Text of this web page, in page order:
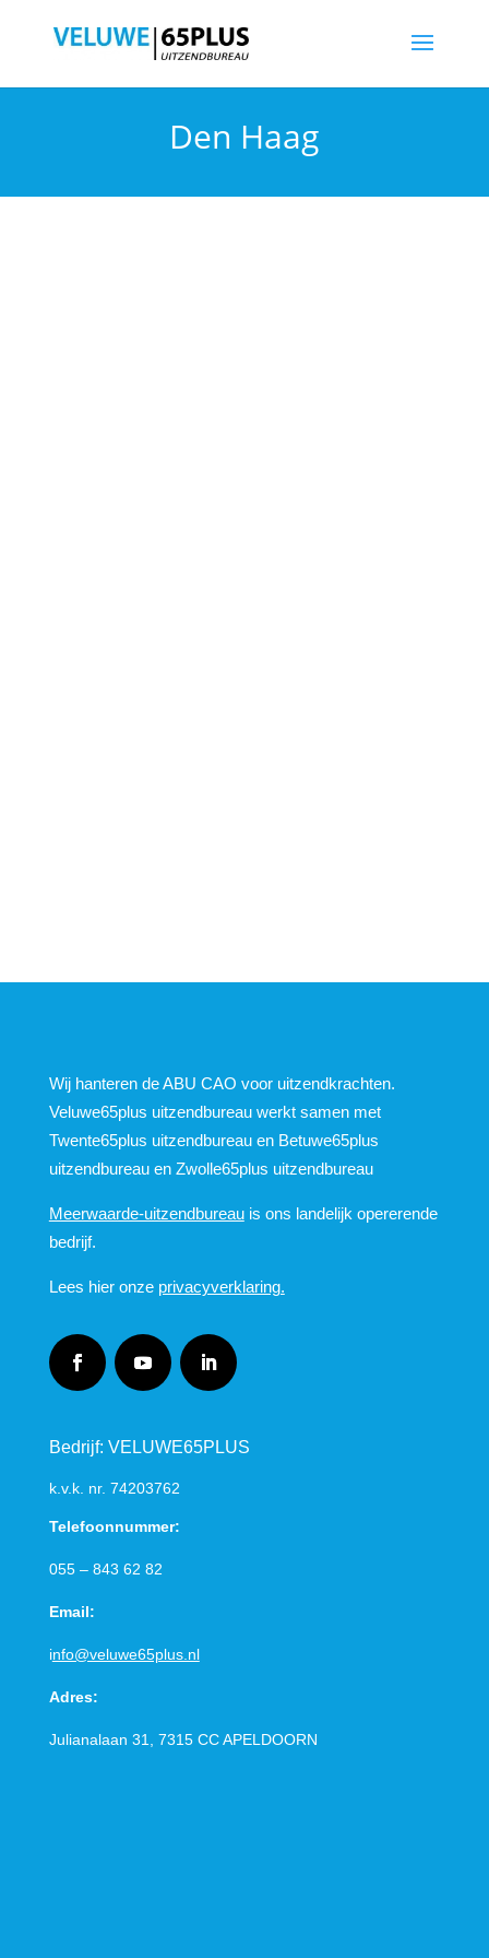
Den Haag
Wij hanteren de ABU CAO voor uitzendkrachten.
Veluwe65plus uitzendbureau werkt samen met
Twente65plus uitzendbureau en Betuwe65plus
uitzendbureau en Zwolle65plus uitzendbureau
Meerwaarde-uitzendbureauis ons landelijk opererende
bedrijf.
Lees hier onze privacyverklaring.
Bedrijf: VELUWE65PLUS
k.v.k. nr. 74203762
Telefoonnummer:
055 – 843 62 82
Email:
info@veluwe65plus.nl
Adres:
Julianalaan 31, 7315 CCAPELDOORN